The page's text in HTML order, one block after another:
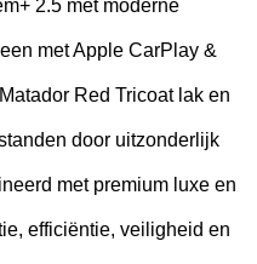
2.5 met moderne
met Apple CarPlay &
Red Tricoat lak en
door uitzonderlijk
met premium luxe en
efficiëntie, veiligheid en